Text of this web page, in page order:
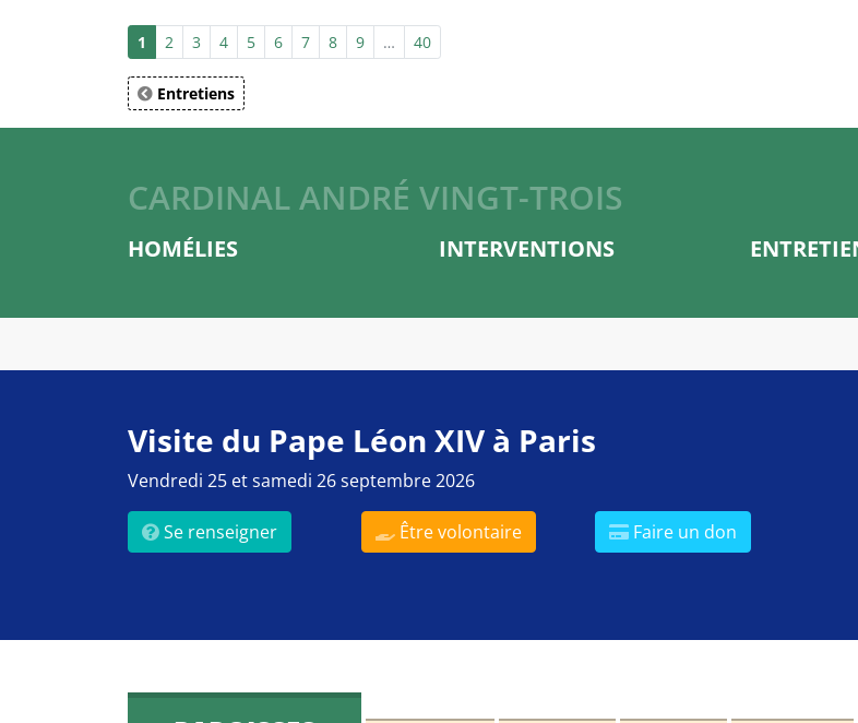
1 2 3 4 5 6 7 8 9 … 40
Entretiens
CARDINAL ANDRÉ VINGT-TROIS
HOMÉLIES INTERVENTIONS
Visite du Pape Léon XIV à Paris
Vendredi 25 et samedi 26 septembre 2026
Se renseigner Être volontaire Faire un don